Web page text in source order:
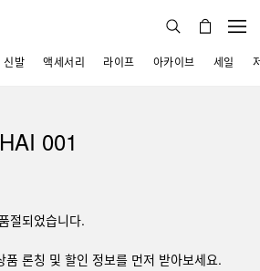
신발 액세서리 라이프 아카이브 세일
001
절되었습니다.
품 론칭 및 할인 정보를 먼저 받아보세요.